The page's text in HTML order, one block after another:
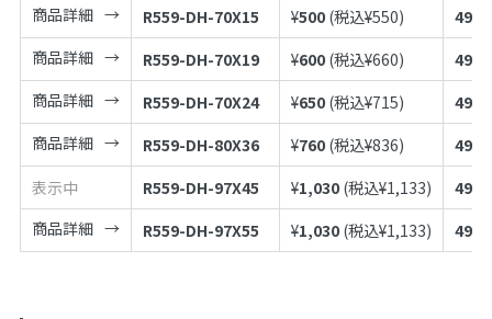
商品詳細
R559-DH-70X15 ¥500 (税込¥550)
商品詳細
R559-DH-70X19 ¥600 (税込¥660)
商品詳細
R559-DH-70X24 ¥650 (税込¥715)
商品詳細
R559-DH-80X36 ¥760 (税込¥836)
表示中
R559-DH-97X45 ¥1,030 (税込¥1,133)
商品詳細
R559-DH-97X55 ¥1,030 (税込¥1,133)